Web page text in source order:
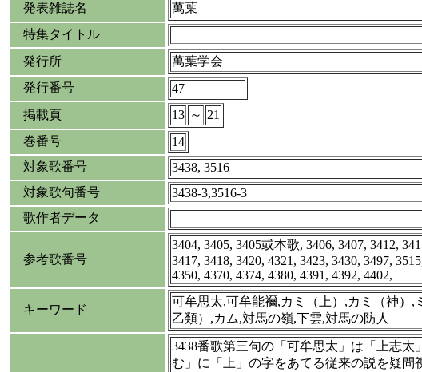
発表雑誌名
萬葉
特集タイトル
発行所
萬葉学会
発行番号
47
掲載頁
13 ～ 21
巻番号
14
対象歌番号
3438, 3516
対象歌句番号
3438-3,3516-3
歌作者データ
参考歌番号
3404, 3405, 3405或本歌, 3406, 3407, 3412,
3417, 3418, 3420, 4321, 3423, 3430, 3497,
4350, 4370, 4374, 4380, 4391, 4392, 4402,
キーワード
可牟思太,可牟能禰,カミ（上）,カミ（神）,
乙類）,カム,対馬の嶺,下雲,対馬の防人
3438番歌第三句の「可牟思太」は「上志太
む」に「上」の字をあてる従来の説を疑問